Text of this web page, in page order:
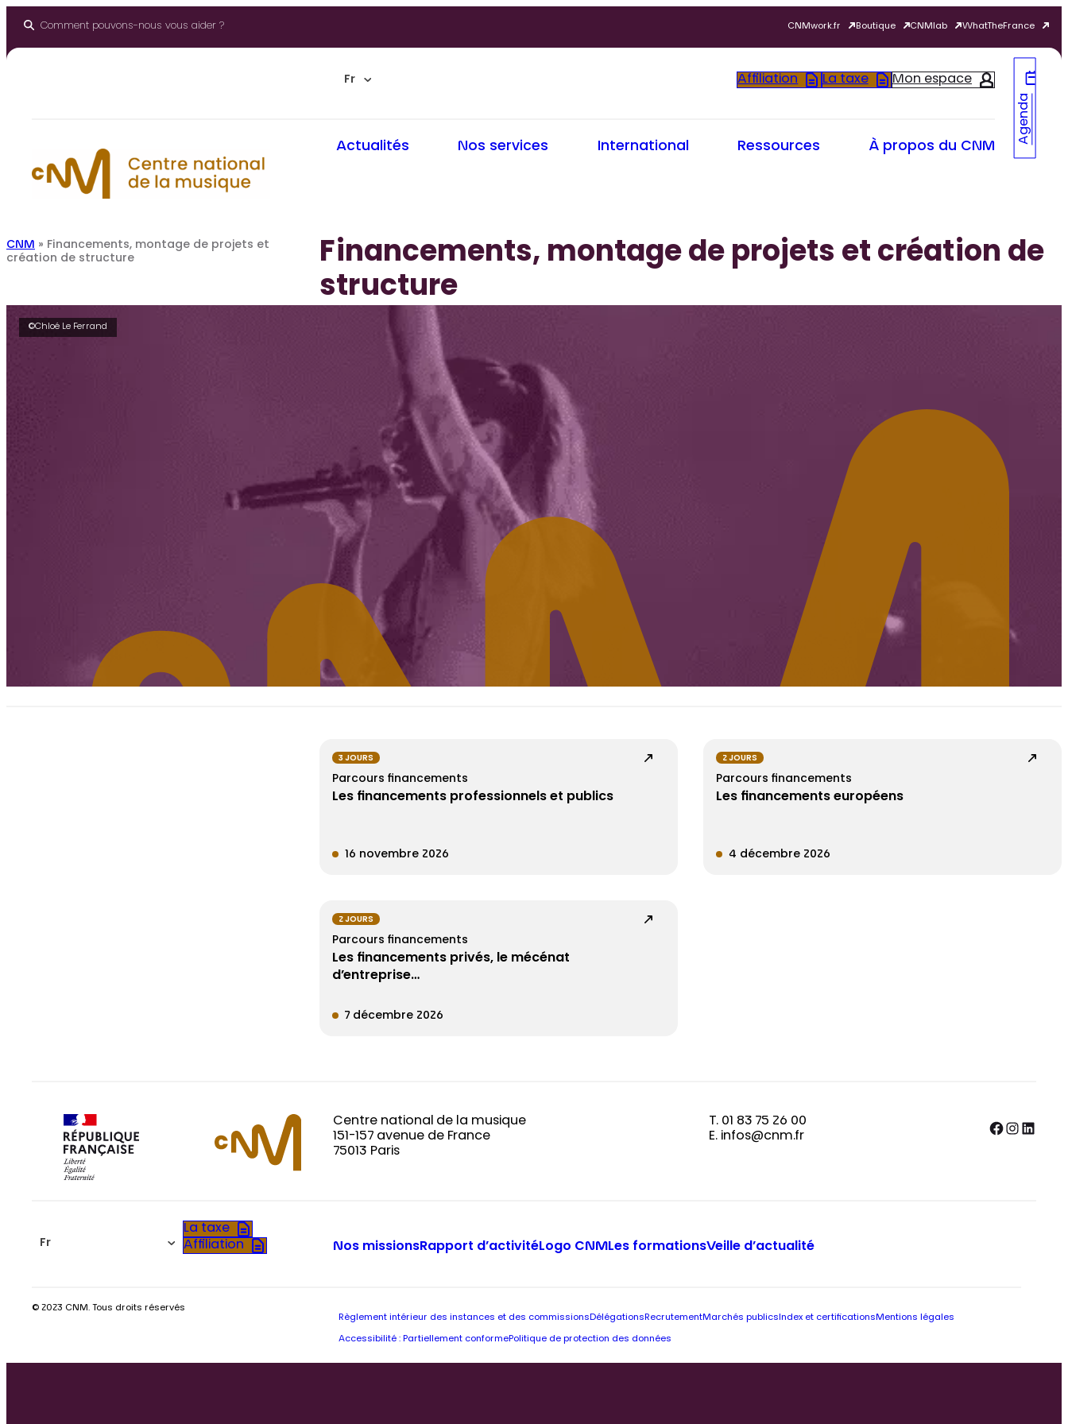
Comment pouvons-nous vous aider ? CNMwork.fr Boutique CNMlab WhatTheFrance
Fr Affiliation La taxe Mon espace
Actualités Nos services International Ressources À propos du CNM
Agenda
CNM » Financements, montage de projets et
création de structure
Financements, montage de projets et création de
structure
©Chloé Le Ferrand
3 JOURS
Parcours financements
Les financements professionnels et publics
16 novembre 2026
2 JOURS
Parcours financements
Les financements européens
4 décembre 2026
2 JOURS
Parcours financements
Les financements privés, le mécénat
d’entreprise…
7 décembre 2026
Centre national de la musique
151-157 avenue de France
75013 Paris
T. 01 83 75 26 00
E. infos@cnm.fr
Facebook InstagramLinkedIn
Fr
La taxe
Affiliation
Nos missionsRapport d’activitéLogo CNMLes formationsVeille d’actualité
© 2023 CNM. Tous droits réservés
Règlement intérieur des instances et des commissions Délégations RecrutementMarchés publics Index et certifications Mentions légales
Accessibilité : Partiellement conformePolitique de protection des données